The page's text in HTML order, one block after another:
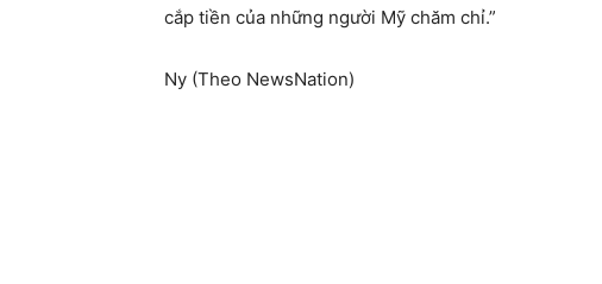
cắp tiền của những người Mỹ chăm chỉ.”
Ny (Theo NewsNation)